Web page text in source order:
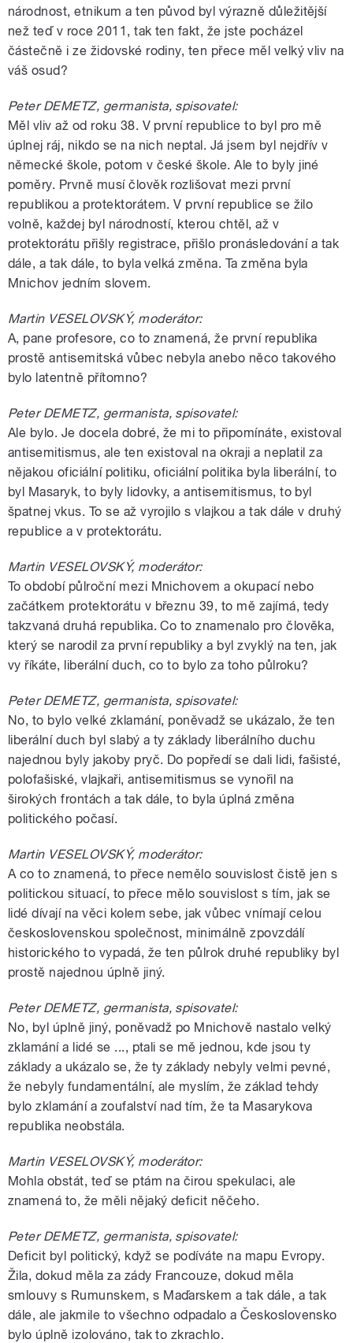
národnost, etnikum a ten původ byl výrazně důležitější
než teď v roce 2011, tak ten fakt, že jste pocházel
částečně i ze židovské rodiny, ten přece měl velký vliv na
váš osud?
Peter DEMETZ, germanista, spisovatel:
Měl vliv až od roku 38. V první republice to byl pro mě
úplnej ráj, nikdo se na nich neptal. Já jsem byl nejdřív v
německé škole, potom v české škole. Ale to byly jiné
poměry. Prvně musí člověk rozlišovat mezi první
republikou a protektorátem. V první republice se žilo
volně, každej byl národností, kterou chtěl, až v
protektorátu přišly registrace, přišlo pronásledování a tak
dále, a tak dále, to byla velká změna. Ta změna byla
Mnichov jedním slovem.
Martin VESELOVSKÝ, moderátor:
A, pane profesore, co to znamená, že první republika
prostě antisemitská vůbec nebyla anebo něco takového
bylo latentně přítomno?
Peter DEMETZ, germanista, spisovatel:
Ale bylo. Je docela dobré, že mi to připomínáte, existoval
antisemitismus, ale ten existoval na okraji a neplatil za
nějakou oficiální politiku, oficiální politika byla liberální, to
byl Masaryk, to byly lidovky, a antisemitismus, to byl
špatnej vkus. To se až vyrojilo s vlajkou a tak dále v druhý
republice a v protektorátu.
Martin VESELOVSKÝ, moderátor:
To období půlroční mezi Mnichovem a okupací nebo
začátkem protektorátu v březnu 39, to mě zajímá, tedy
takzvaná druhá republika. Co to znamenalo pro člověka,
který se narodil za první republiky a byl zvyklý na ten, jak
vy říkáte, liberální duch, co to bylo za toho půlroku?
Peter DEMETZ, germanista, spisovatel:
No, to bylo velké zklamání, poněvadž se ukázalo, že ten
liberální duch byl slabý a ty základy liberálního duchu
najednou byly jakoby pryč. Do popředí se dali lidi, fašisté,
polofašiské, vlajkaři, antisemitismus se vynořil na
širokých frontách a tak dále, to byla úplná změna
politického počasí.
Martin VESELOVSKÝ, moderátor:
A co to znamená, to přece nemělo souvislost čistě jen s
politickou situací, to přece mělo souvislost s tím, jak se
lidé dívají na věci kolem sebe, jak vůbec vnímají celou
československou společnost, minimálně zpovzdálí
historického to vypadá, že ten půlrok druhé republiky byl
prostě najednou úplně jiný.
Peter DEMETZ, germanista, spisovatel:
No, byl úplně jiný, poněvadž po Mnichově nastalo velký
zklamání a lidé se ..., ptali se mě jednou, kde jsou ty
základy a ukázalo se, že ty základy nebyly velmi pevné,
že nebyly fundamentální, ale myslím, že základ tehdy
bylo zklamání a zoufalství nad tím, že ta Masarykova
republika neobstála.
Martin VESELOVSKÝ, moderátor:
Mohla obstát, teď se ptám na čirou spekulaci, ale
znamená to, že měli nějaký deficit něčeho.
Peter DEMETZ, germanista, spisovatel:
Deficit byl politický, když se podíváte na mapu Evropy.
Žila, dokud měla za zády Francouze, dokud měla
smlouvy s Rumunskem, s Maďarskem a tak dále, a tak
dále, ale jakmile to všechno odpadalo a Československo
bylo úplně izolováno, tak to zkrachlo.